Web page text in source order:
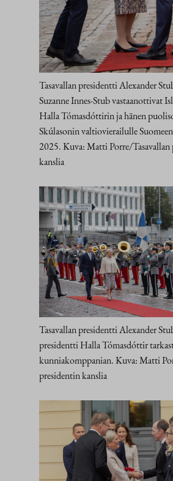
Tasavallan presidentti Alexander
Suzanne Innes-Stub vastaanottivat
Halla Tómasdóttirin ja hänen
Skúlasonin valtiovierailulle
2025. Kuva: Matti Porre/Tasavallan
kanslia
Tasavallan presidentti Alexander
presidentti Halla Tómasdóttir
kunniakomppanian. Kuva: Matti
presidentin kanslia